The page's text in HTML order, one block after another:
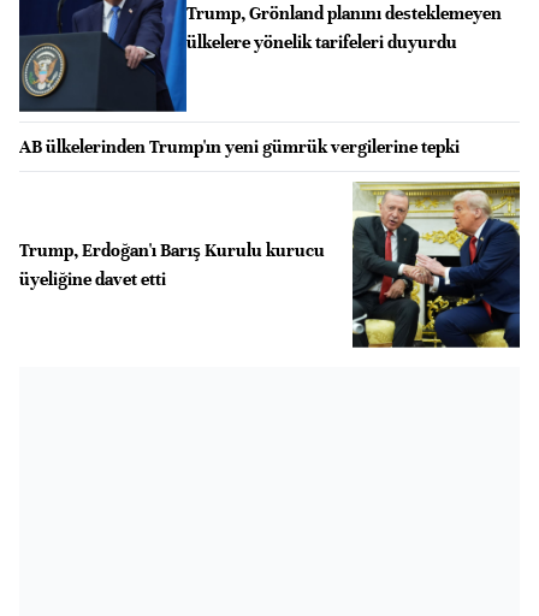
Trump, Grönland planını desteklemeyen
ülkelere yönelik tarifeleri duyurdu
AB ülkelerinden Trump'ın yeni gümrük vergilerine tepki
Trump, Erdoğan'ı Barış Kurulu kurucu
üyeliğine davet etti